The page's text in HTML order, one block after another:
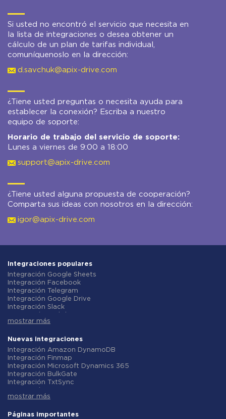
Si usted no encontró el servicio que necesita en
la lista de integraciones o desea obtener un
cálculo de un plan de tarifas individual,
comuníquenoslo en la dirección:
d.savchuk@apix-drive.com
¿Tiene usted preguntas o necesita ayuda para
establecer la conexión? Escriba a nuestro
equipo de soporte:
Horario de trabajo del servicio de soporte:
Lunes a viernes de 9:00 a 18:00
support@apix-drive.com
¿Tiene usted alguna propuesta de cooperación?
Comparta sus ideas con nosotros en la dirección:
igor@apix-drive.com
Integraciones populares
Integración Google Sheets
Integración Facebook
Integración Telegram
Integración Google Drive
Integración Slack
Integración Gmail
Integración ClickUp
Integración Airtable
Integración Google Contacts
Integración OpenAI (ChatGPT)
Integración Instagram
Integración ActiveCampaign
Integración Typeform
Integración Salesforce CRM
Integración Notion
mostrar más
Nuevas integraciones
Integración Amazon DynamoDB
Integración Finmap
Integración Microsoft Dynamics 365
Integración BulkGate
Integración TxtSync
Integración Corezoid
Integración Instasent
mostrar más
Páginas importantes